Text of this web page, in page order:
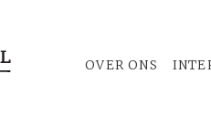
OVER ONS